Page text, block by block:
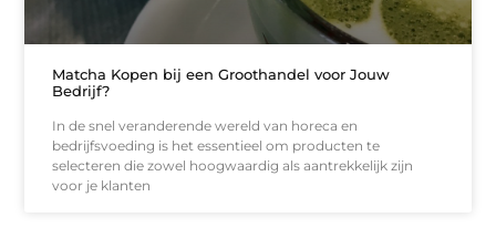
Matcha Kopen bij een Groothandel voor Jouw
Bedrijf?
In de snel veranderende wereld van horeca en
bedrijfsvoeding is het essentieel om producten te
selecteren die zowel hoogwaardig als aantrekkelijk zijn
voor je klanten